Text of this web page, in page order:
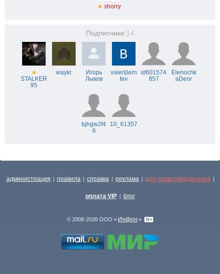
★ shorry
Подписчики 14
★
STALKER
95
waykr
Игорь
Лыков
valerijlern
tev
id601574
857
Elenochk
aDeor
bjhgw2f4
6
10_61357
администрация | правила | справка | реклама | для правообладателей |
оплата VIP | блог
© 2008-2026 ООО « Инфон »